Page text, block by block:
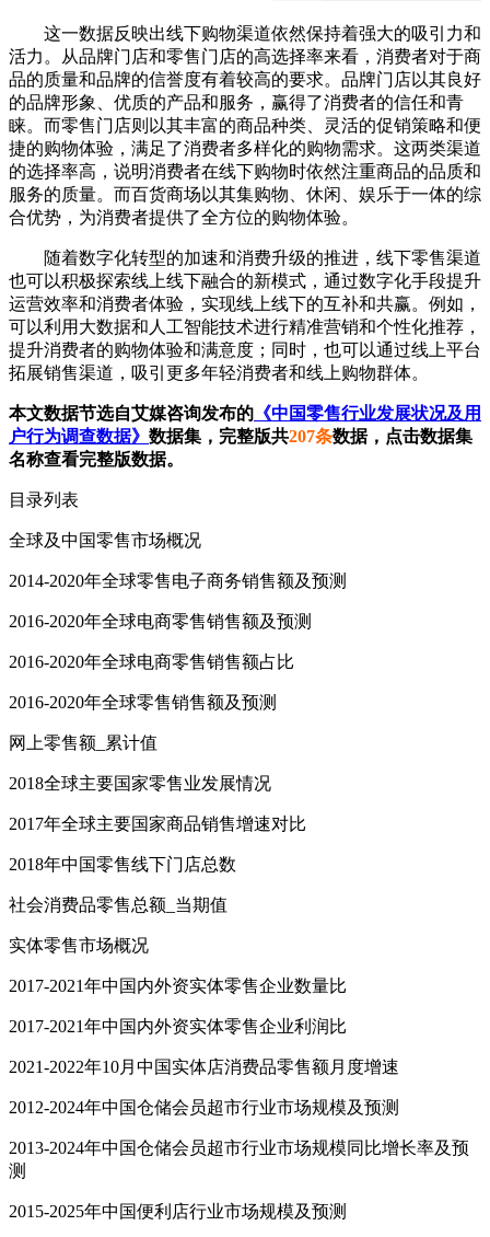
这一数据反映出线下购物渠道依然保持着强大的吸引力和
活力。从品牌门店和零售门店的高选择率来看，消费者对于商
品的质量和品牌的信誉度有着较高的要求。品牌门店以其良好
的品牌形象、优质的产品和服务，赢得了消费者的信任和青
睐。而零售门店则以其丰富的商品种类、灵活的促销策略和便
捷的购物体验，满足了消费者多样化的购物需求。这两类渠道
的选择率高，说明消费者在线下购物时依然注重商品的品质和
服务的质量。而百货商场以其集购物、休闲、娱乐于一体的综
合优势，为消费者提供了全方位的购物体验。
随着数字化转型的加速和消费升级的推进，线下零售渠道
也可以积极探索线上线下融合的新模式，通过数字化手段提升
运营效率和消费者体验，实现线上线下的互补和共赢。例如，
可以利用大数据和人工智能技术进行精准营销和个性化推荐，
提升消费者的购物体验和满意度；同时，也可以通过线上平台
拓展销售渠道，吸引更多年轻消费者和线上购物群体。
本文数据节选自艾媒咨询发布的 《中国零售行业发展状况及用
户行为调查数据》 数据集，完整版共207条数据，点击数据集
名称查看完整版数据。
目录列表
全球及中国零售市场概况
2014-2020年全球零售电子商务销售额及预测
2016-2020年全球电商零售销售额及预测
2016-2020年全球电商零售销售额占比
2016-2020年全球零售销售额及预测
网上零售额_累计值
2018全球主要国家零售业发展情况
2017年全球主要国家商品销售增速对比
2018年中国零售线下门店总数
社会消费品零售总额_当期值
实体零售市场概况
2017-2021年中国内外资实体零售企业数量比
2017-2021年中国内外资实体零售企业利润比
2021-2022年10月中国实体店消费品零售额月度增速
2012-2024年中国仓储会员超市行业市场规模及预测
2013-2024年中国仓储会员超市行业市场规模同比增长率及预
测
2015-2025年中国便利店行业市场规模及预测